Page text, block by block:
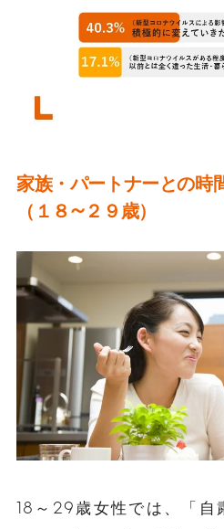
家族・パートナーとの時
（１８~２９歳）
18～29歳女性では、「自